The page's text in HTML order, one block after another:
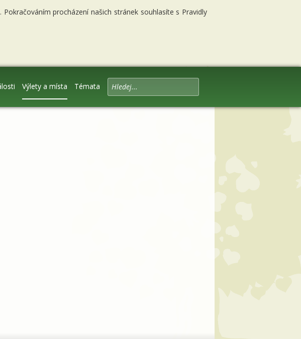
procházení našich stránek souhlasíte s Pravidly
Výlety a místa Témata